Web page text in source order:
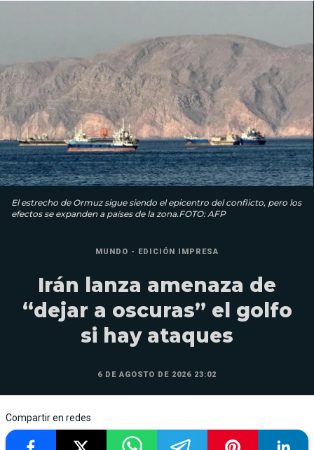
El estrecho de Ormuz sigue siendo el epicentro del conflicto, pero los
efectos se expanden a países de la zona.FOTO: AFP
MUNDO - EDICIÓN IMPRESA
Irán lanza amenaza de
“dejar a oscuras” el golfo
si hay ataques
6 DE AGOSTO DE 2026 23:02
Compartir en redes